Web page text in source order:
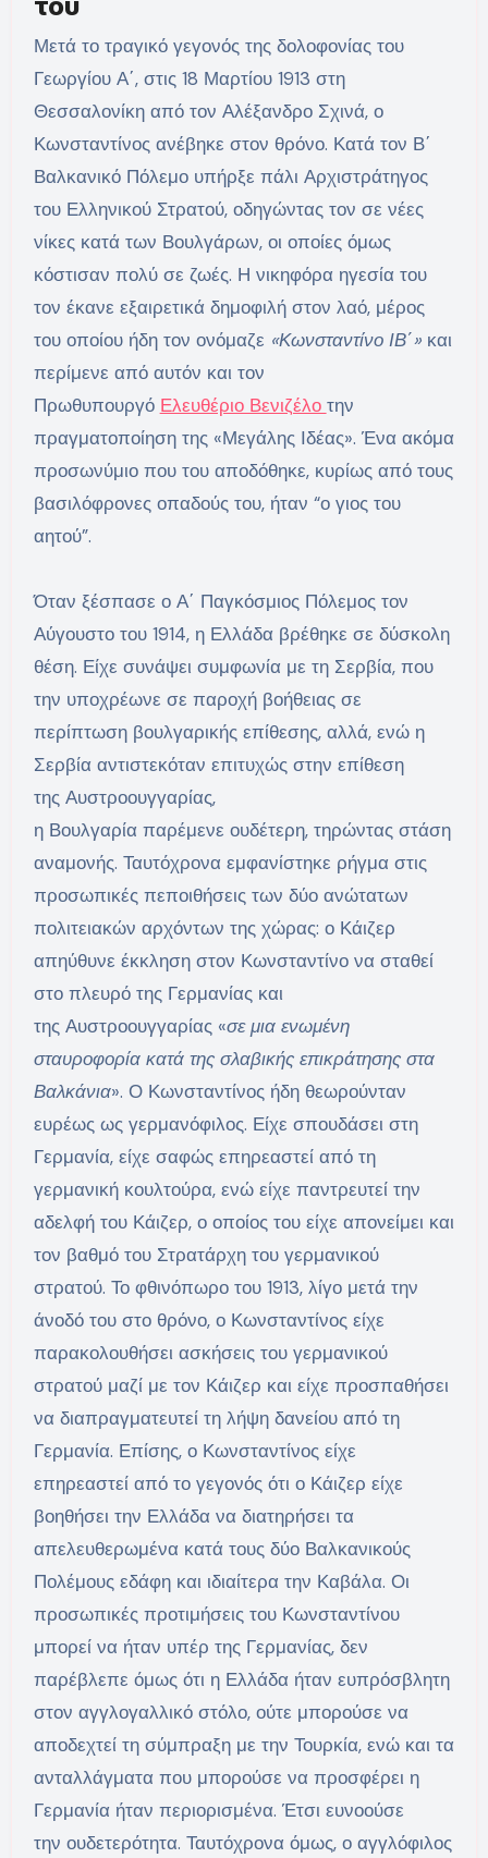
Μετά το τραγικό γεγονός της δολοφονίας του
Γεωργίου Α΄, στις 18 Μαρτίου 1913 στη
Θεσσαλονίκη από τον Αλέξανδρο Σχινά, ο
Κωνσταντίνος ανέβηκε στον θρόνο. Κατά τον Β΄
Βαλκανικό Πόλεμο υπήρξε πάλι Αρχιστράτηγος
του Ελληνικού Στρατού, οδηγώντας τον σε νέες
νίκες κατά των Βουλγάρων, οι οποίες όμως
κόστισαν πολύ σε ζωές. Η νικηφόρα ηγεσία του
τον έκανε εξαιρετικά δημοφιλή στον λαό, μέρος
του οποίου ήδη τον ονόμαζε «Κωνσταντίνο ΙΒ΄»και
περίμενε από αυτόν και τον
Πρωθυπουργό Ελευθέριο Βενιζέλο την
πραγματοποίηση της «Μεγάλης Ιδέας». Ένα ακόμα
προσωνύμιο που του αποδόθηκε, κυρίως από τους
βασιλόφρονες οπαδούς του, ήταν “ο γιος του
αητού”.
Όταν ξέσπασε ο Α΄ Παγκόσμιος Πόλεμος τον
Αύγουστο του 1914, η Ελλάδα βρέθηκε σε δύσκολη
θέση. Είχε συνάψει συμφωνία με τη Σερβία, που
την υποχρέωνε σε παροχή βοήθειας σε
περίπτωση βουλγαρικής επίθεσης, αλλά, ενώ η
Σερβία αντιστεκόταν επιτυχώς στην επίθεση
της Αυστροουγγαρίας,
η Βουλγαρία παρέμενε ουδέτερη, τηρώντας στάση
αναμονής. Ταυτόχρονα εμφανίστηκε ρήγμα στις
προσωπικές πεποιθήσεις των δύο ανώτατων
πολιτειακών αρχόντων της χώρας: ο Κάιζερ
απηύθυνε έκκληση στον Κωνσταντίνο να σταθεί
στο πλευρό της Γερμανίας και
της Αυστροουγγαρίας «σε μια ενωμένη
σταυροφορία κατά της σλαβικής επικράτησης στα
Βαλκάνια». Ο Κωνσταντίνος ήδη θεωρούνταν
ευρέως ως γερμανόφιλος. Είχε σπουδάσει στη
Γερμανία, είχε σαφώς επηρεαστεί από τη
γερμανική κουλτούρα, ενώ είχε παντρευτεί την
αδελφή του Κάιζερ, ο οποίος του είχε απονείμει και
τον βαθμό του Στρατάρχη του γερμανικού
στρατού. Το φθινόπωρο του 1913, λίγο μετά την
άνοδό του στο θρόνο, ο Κωνσταντίνος είχε
παρακολουθήσει ασκήσεις του γερμανικού
στρατού μαζί με τον Κάιζερ και είχε προσπαθήσει
να διαπραγματευτεί τη λήψη δανείου από τη
Γερμανία. Επίσης, ο Κωνσταντίνος είχε
επηρεαστεί από το γεγονός ότι ο Κάιζερ είχε
βοηθήσει την Ελλάδα να διατηρήσει τα
απελευθερωμένα κατά τους δύο Βαλκανικούς
Πολέμους εδάφη και ιδιαίτερα την Καβάλα. Οι
προσωπικές προτιμήσεις του Κωνσταντίνου
μπορεί να ήταν υπέρ της Γερμανίας, δεν
παρέβλεπε όμως ότι η Ελλάδα ήταν ευπρόσβλητη
στον αγγλογαλλικό στόλο, ούτε μπορούσε να
αποδεχτεί τη σύμπραξη με την Τουρκία, ενώ και τα
ανταλλάγματα που μπορούσε να προσφέρει η
Γερμανία ήταν περιορισμένα. Έτσι ευνοούσε
την ουδετερότητα. Ταυτόχρονα όμως, ο αγγλόφιλος